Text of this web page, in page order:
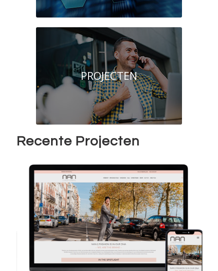
PROJECTEN
Recente Projecten